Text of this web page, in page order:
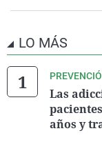
LO MÁS
Las
años y